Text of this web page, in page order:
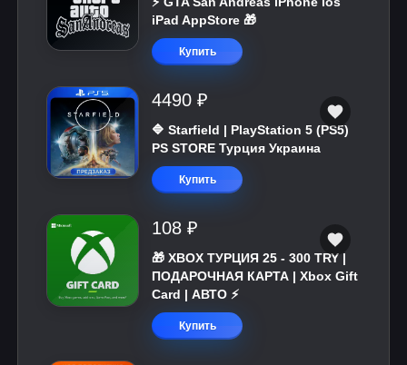
iPad AppStore 🎁
Купить
4490 ₽
🔷 Starfield | PlayStation 5 (PS5)
PS STORE Турция Украина
Купить
108 ₽
🎁 XBOX ТУРЦИЯ 25 - 300 TRY |
ПОДАРОЧНАЯ КАРТА | Xbox Gift
Card | АВТО ⚡
Купить